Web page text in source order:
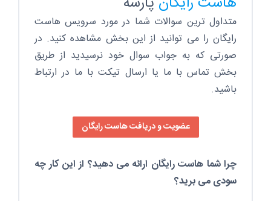
12Rating:
5.0سوالات
متداول
هاست
رایگانسوالات
متداول
هاست
رایگان
را
برای
کرده
ایم
بدون
دغدغه
متداول ترین سوالات شما در مورد سرویس هاست
رایگان را می توانید از این بخش مشاهده کنید. در
صورتی که به جواب سوال خود نرسیدید از طریق
بخش تماس با ما یا ارسال تیکت با ما در ارتباط
باشید.
عضویت و دریافت هاست رایگان
چرا شما هاست رایگان ارائه می دهید؟ از این کار چه
سودی می برید؟